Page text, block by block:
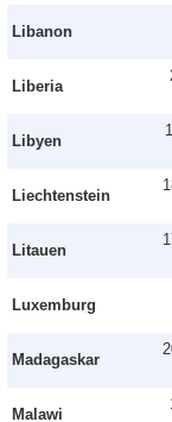
Libanon
Liberia
Libyen
Liechtenstein
Litauen
Luxemburg
Madagaskar
Malawi